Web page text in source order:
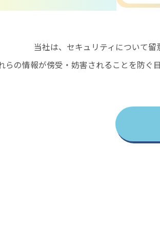
当社は、セキュリティについて留
らの情報が傍受・妨害されることを防ぐ